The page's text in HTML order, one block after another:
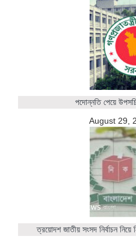
পদোন্নতি পেয়ে
August 29,
ত্রয়োদশ জাতীয় সংসদ নির্বাচন নিয়ে